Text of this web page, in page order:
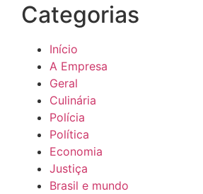
Categorias
Início
A Empresa
Geral
Culinária
Polícia
Política
Economia
Justiça
Brasil e mundo